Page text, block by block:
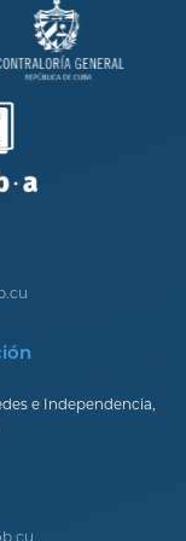
e Independencia,